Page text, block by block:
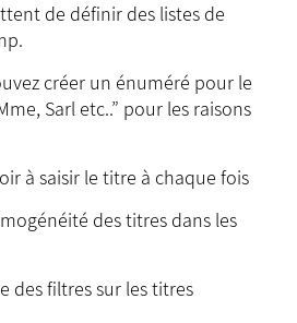
de définir des listes de
créer un énuméré pour le
Sarl etc..” pour les raisons
à saisir le titre à chaque fois
des titres dans les
des filtres sur les titres